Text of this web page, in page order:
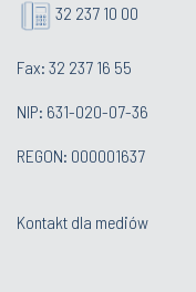
32 237 10 00
Fax: 32 237 16 55
NIP: 631-020-07-36
REGON: 000001637
Kontakt dla mediów